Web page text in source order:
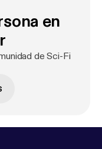
en
de Sci-Fi